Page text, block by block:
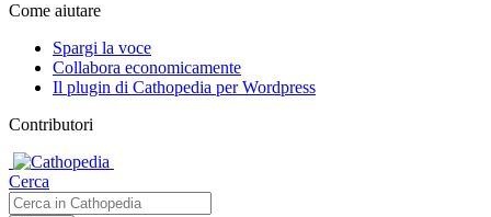
Come aiutare
Spargi la voce
Collabora economicamente
Il plugin di Cathopedia per Wordpress
Contributori
Cerca